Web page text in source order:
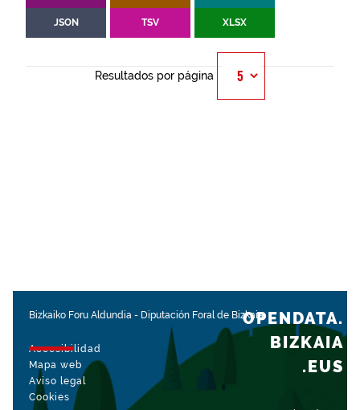
JSON TSV XLSX
Resultados por página
Bizkaiko Foru Aldundia - Diputación Foral de Bizkaia
Accesibilidad
Mapa web
Aviso legal
Cookies
OPENDATA.
BIZKAIA
.EUS